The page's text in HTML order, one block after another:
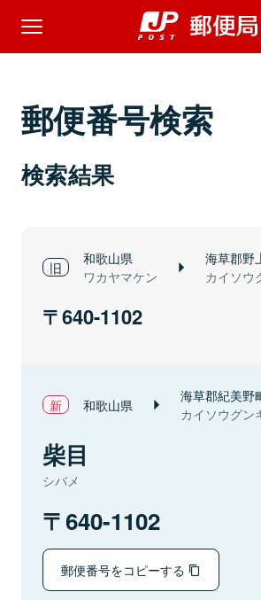
郵便番号検索
検索結果
和歌山県
ワカヤマケン
海草郡野
カイソウ
640-1102
和歌山県 海草郡紀美野
カイソウグン
柴目
シバメ
640-1102
郵便番号をコピーする